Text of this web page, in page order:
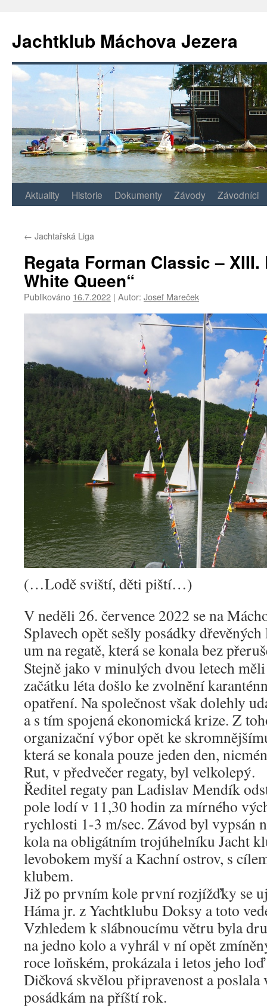
Jachtklub Máchova Jezera
Přejít
obsahu
webu
Aktuality Historie Dokumenty Závody Závodníci
← Jachtařská Liga
Regata Forman Classic –
White Queen“
Publikováno 16.7.2022 | Autor: Josef Mareček
(…Lodě sviští, děti piští…)
V neděli 26. července 2022 se na
Splavech opět sešly posádky
um na regatě, která se konala bez
Stejně jako v minulých dvou letech
začátku léta došlo ke zvolnění
opatření. Na společnost však dolehly
a s tím spojená ekonomická krize. Z
organizační výbor opět ke
která se konala pouze jeden den,
Rut, v předvečer regaty, byl velkolepý.
Ředitel regaty pan Ladislav Mendík
pole lodí v 11,30 hodin za mírného
rychlosti 1-3 m/sec. Závod byl vypsán
kola na obligátním trojúhelníku Jacht
levobokem myší a Kachní ostrov, s
klubem.
Již po prvním kole první rozjížďky se
Háma jr. z Yachtklubu Doksy a toto
Vzhledem k slábnoucímu větru byla
na jedno kolo a vyhrál v ní opět
roce loňském, prokázala i letos jeho
Dičková skvělou připravenost a
posádkám na příští rok.